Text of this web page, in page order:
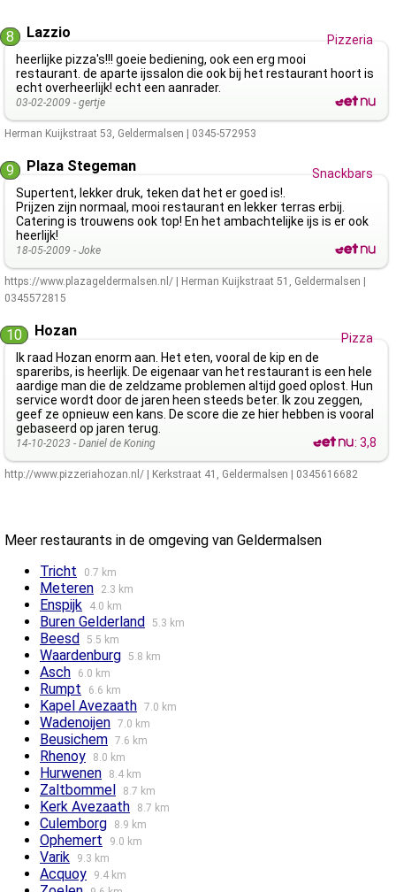
8 Lazzio
Pizzeria
heerlijke pizza's!!! goeie bediening, ook een erg mooi
restaurant. de aparte ijssalon die ook bij het restaurant hoort is
echt overheerlijk! echt een aanrader.
03-02-2009 - gertje
Herman Kuijkstraat 53, Geldermalsen 0345-572953
9 Plaza Stegeman
Snackbars
Supertent, lekker druk, teken dat het er goed is!.
Prijzen zijn normaal, mooi restaurant en lekker terras erbij.
Catering is trouwens ook top! En het ambachtelijke ijs is er ook
heerlijk!
18-05-2009 - Joke
https://www.plazageldermalsen.nl/ Herman Kuijkstraat 51 , Geldermalsen
0345572815
10 Hozan
Pizza
Ik raad Hozan enorm aan. Het eten, vooral de kip en de
spareribs, is heerlijk. De eigenaar van het restaurant is een hele
aardige man die de zeldzame problemen altijd goed oplost. Hun
service wordt door de jaren heen steeds beter. Ik zou zeggen,
geef ze opnieuw een kans. De score die ze hier hebben is vooral
gebaseerd op jaren terug.
14-10-2023 - Daniel de Koning :3,8
http://www.pizzeriahozan.nl/ Kerkstraat 41 , Geldermalsen 0345616682
Meer restaurants in de omgeving van Geldermalsen
Tricht
0.7 km
Meteren 2.3 km
Enspijk 4.0 km
Buren Gelderland 5.3 km
Beesd 5.5 km
Waardenburg 5.8 km
Asch 6.0 km
Rumpt 6.6 km
Kapel Avezaath 7.0 km
Wadenoijen 7.0 km
Beusichem 7.6 km
Rhenoy 8.0 km
Hurwenen 8.4 km
Zaltbommel 8.7 km
Kerk Avezaath 8.7 km
Culemborg 8.9 km
Ophemert 9.0 km
Varik 9.3 km
Acquoy 9.4 km